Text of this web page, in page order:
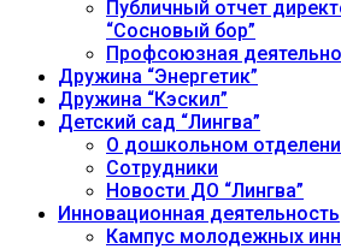
Публичный отчет
“Сосновый бор”
Профсоюзная
Дружина “Энергетик”
Дружина “Кэскил”
Детский сад “Лингва”
О дошкольном
Сотрудники
Новости ДО “Лингва”
Инновационная деятельность
Кампус молодежных